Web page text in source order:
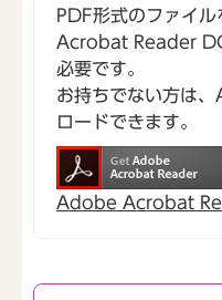
PDF形式のファイ
Acrobat Reader
必要です。
お持ちでない方は
ロードできます。
Adobe Acrobat